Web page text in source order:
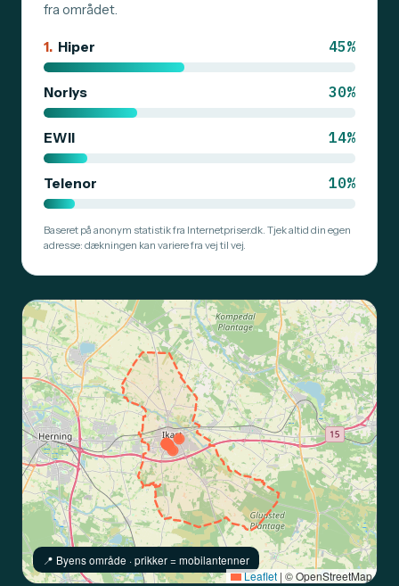
fra området.
1. Hiper 45%
Norlys 30%
EWII 14%
Telenor 10%
Baseret på anonym statistik fra Internetpriser.dk. Tjek altid din egen
adresse: dækningen kan variere fra vej til vej.
📍️ Byens område · prikker = mobilantenner
Leaflet | © OpenStreetMap